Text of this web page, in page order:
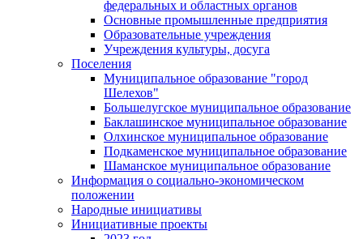
федеральных и областных органов
Основные промышленные предприятия
Образовательные учреждения
Учреждения культуры, досуга
Поселения
Муниципальное образование "город
Шелехов"
Большелугское муниципальное образование
Баклашинское муниципальное образование
Олхинское муниципальное образование
Подкаменское муниципальное образование
Шаманское муниципальное образование
Информация о социально-экономическом
положении
Народные инициативы
Инициативные проекты